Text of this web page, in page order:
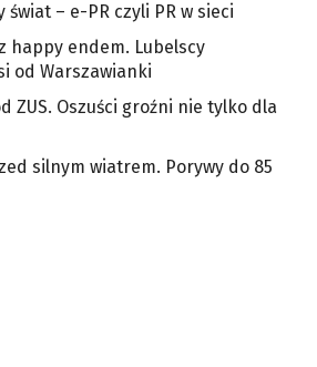
świat – e-PR czyli PR w sieci
happy endem. Lubelscy
od Warszawianki
ZUS. Oszuści groźni nie tylko dla
silnym wiatrem. Porywy do 85